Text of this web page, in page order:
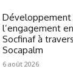
Développement
l’engagement
Socfinaf à
Socapalm
6 août 2026